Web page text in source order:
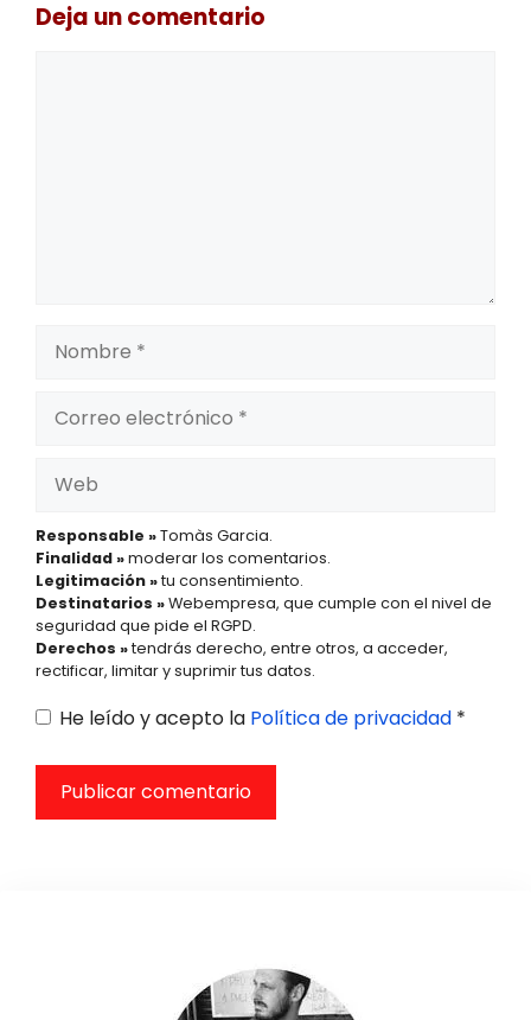
Deja un comentario
Nombre
electrónico
Responsable »Tomàs Garcia.
Finalidad »moderar los comentarios.
Legitimación »tu consentimiento.
Destinatarios »Webempresa, que cumple con el nivel de
seguridad que pide el RGPD.
Derechos »tendrás derecho, entre otros, a acceder,
rectificar, limitar y suprimir tus datos.
He leído y acepto la Política de privacidad *